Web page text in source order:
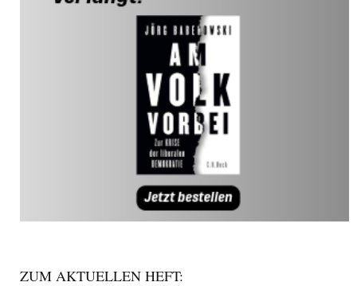
ZUM AKTUELLEN HEFT: